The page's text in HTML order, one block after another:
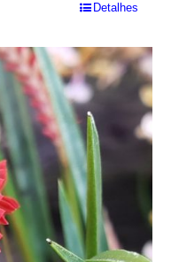
Detalhes